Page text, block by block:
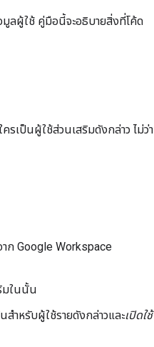
ลผู้ใช้ คู่มือนี้จะอธิบายสิ่งที่โค้ด
รเป็นผู้ใช้ส่วนเสริมดังกล่าว ไม่ว่า
ก Google Workspace
มในนั้น
สำหรับผู้ใช้รายดังกล่าวและเปิดใช้